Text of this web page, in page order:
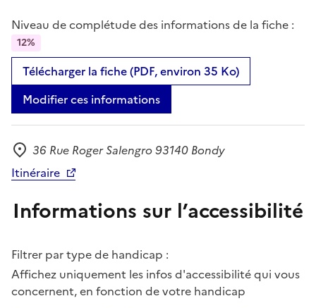
Niveau de complétude des informations de la fiche :
12%
Télécharger la fiche (PDF, environ 35 Ko)
Modifier ces informations
Adresse
36 Rue Roger Salengro 93140 Bondy
Itinéraire
Informations sur l’accessibilité
Filtrer par type de handicap :
Affichez uniquement les infos d'accessibilité qui vous
concernent, en fonction de votre handicap